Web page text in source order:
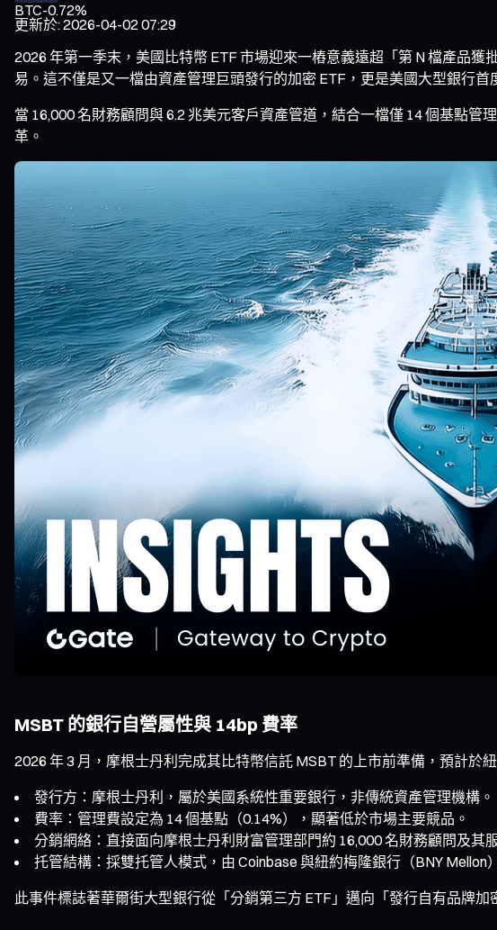
BTC-0.72%
更新於:2026-04-02 07:29
2026 年第一季末，美國比特幣 ETF 市場迎來一樁意義遠超「第 N 檔產品
易。這不僅是又一檔由資產管理巨頭發行的加密 ETF，更是美國大型銀行
當 16,000 名財務顧問與 6.2 兆美元客戶資產管道，結合一檔僅 14 個基點
革。
MSBT 的銀行自營屬性與 14bp 費率
2026 年 3 月，摩根士丹利完成其比特幣信託 MSBT 的上市前準備，預計於
發行方：摩根士丹利，屬於美國系統性重要銀行，非傳統資產管理機構。
費率：管理費設定為 14 個基點（0.14%），顯著低於市場主要競品。
分銷網絡：直接面向摩根士丹利財富管理部門約 16,000 名財務顧問及其
托管結構：採雙托管人模式，由 Coinbase 與紐約梅隆銀行（BNY Mellon
此事件標誌著華爾街大型銀行從「分銷第三方 ETF」邁向「發行自有品牌加